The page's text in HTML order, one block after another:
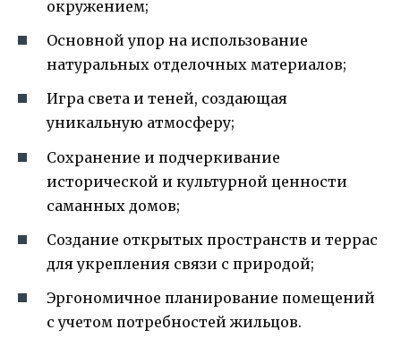
окружением;
Основной упор на использование
натуральных отделочных материалов;
Игра света и теней, создающая
уникальную атмосферу;
Сохранение и подчеркивание
исторической и культурной ценности
саманных домов;
Создание открытых пространств и террас
для укрепления связи с природой;
Эргономичное планирование помещений
с учетом потребностей жильцов.